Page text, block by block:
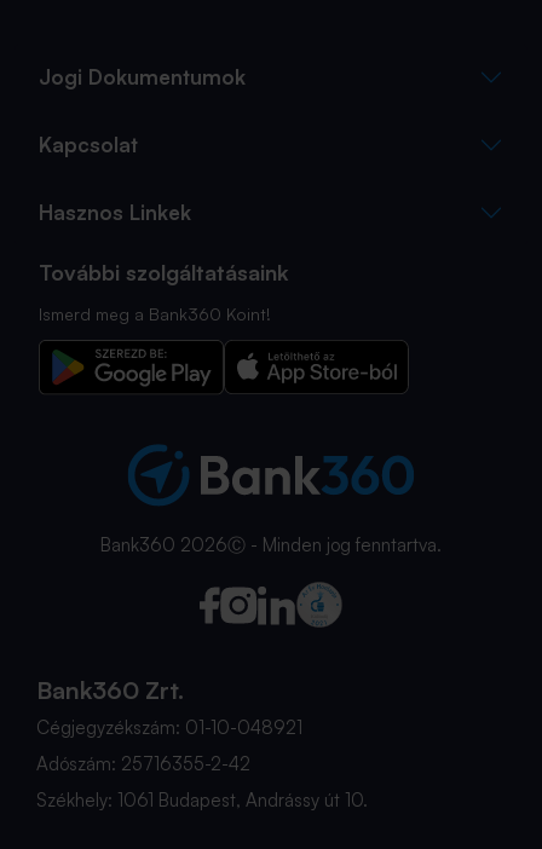
Jogi Dokumentumok
Kapcsolat
Hasznos Linkek
További szolgáltatásaink
Ismerd meg a Bank360 Koint!
Bank360 2026Ⓒ - Minden jog fenntartva.
Bank360 Zrt.
Cégjegyzékszám: 01-10-048921
Adószám: 25716355-2-42
Székhely: 1061 Budapest, Andrássy út 10.